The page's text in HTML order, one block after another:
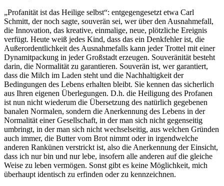
„Profanität ist das Heilige selbst“: entgegengesetzt etwa Carl
Schmitt, der noch sagte, souverän sei, wer über den Ausnahmefall,
die Innovation, das kreative, einmalige, neue, plötzliche Ereignis
verfügt. Heute weiß jedes Kind, dass das ein Denkfehler ist, die
Außerordentlichkeit des Ausnahmefalls kann jeder Trottel mit einer
Dynamitpackung in jeder Großstadt erzeugen. Souveränität besteht
darin, die Normalität zu garantieren. Souverän ist, wer garantiert,
dass die Milch im Laden steht und die Nachhaltigkeit der
Bedingungen des Lebens erhalten bleibt. Sie kennen das sicherlich
aus Ihren eigenen Überlegungen. D.h. die Heiligung des Profanen
ist nun nicht wiederum die Übersetzung des natürlich gegebenen
banalen Normalen, sondern die Anerkennung des Lebens in der
Normalität einer Gesellschaft, in der man sich nicht gegenseitig
umbringt, in der man sich nicht wechselseitig, aus welchen Gründen
auch immer, die Butter vom Brot nimmt oder in irgendwelche
anderen Rankünen verstrickt ist, also die Anerkennung der Einsicht,
dass ich nur bin und nur lebe, insofern alle anderen auf die gleiche
Weise zu leben vermögen. Sonst gibt es keine Möglichkeit, mich
überhaupt identisch zu erfinden oder zu kennzeichnen.